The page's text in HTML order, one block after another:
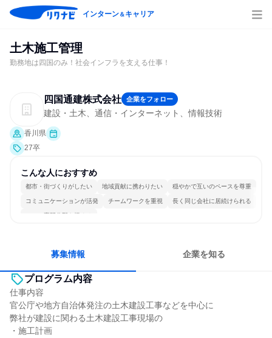
インターン＆キャリア
土木施工管理
勤務地は四国のみ！社会インフラを支える仕事！
四国通建株式会社 企業をフォロー
建設・土木、通信・インターネット、情報技術
香川県
27卒
こんな人におすすめ
都市・街づくりがしたい 地域貢献に携わりたい 穏やかで互いのペースを尊重
コミュニケーションが活発 チームワークを重視 長く同じ会社に居続けられる
一つの専門分野を極める
募集情報 企業を知る
プログラム内容
仕事内容
官公庁や地方自治体発注の土木建設工事などを中心に
弊社が建設に関わる土木建設工事現場の
・施工計画